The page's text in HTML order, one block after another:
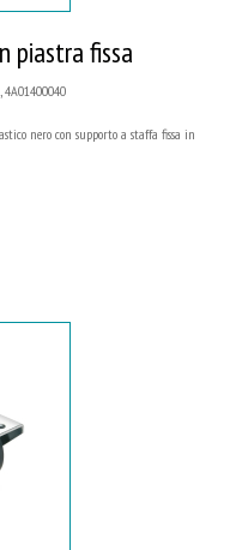
piastra fissa
4A01400040
nero con supporto a staffa fissa in